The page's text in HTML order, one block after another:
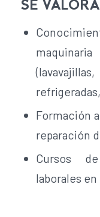
SE
Formación
reparación
Cursos
laborales